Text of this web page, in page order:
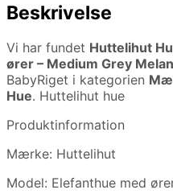
Beskrivelse
Vi har fundet Huttelihut
ører – Medium Grey
BabyRiget i kategorien
Hue. Huttelihut hue
Produktinformation
Mærke: Huttelihut
Model: Elefanthue med